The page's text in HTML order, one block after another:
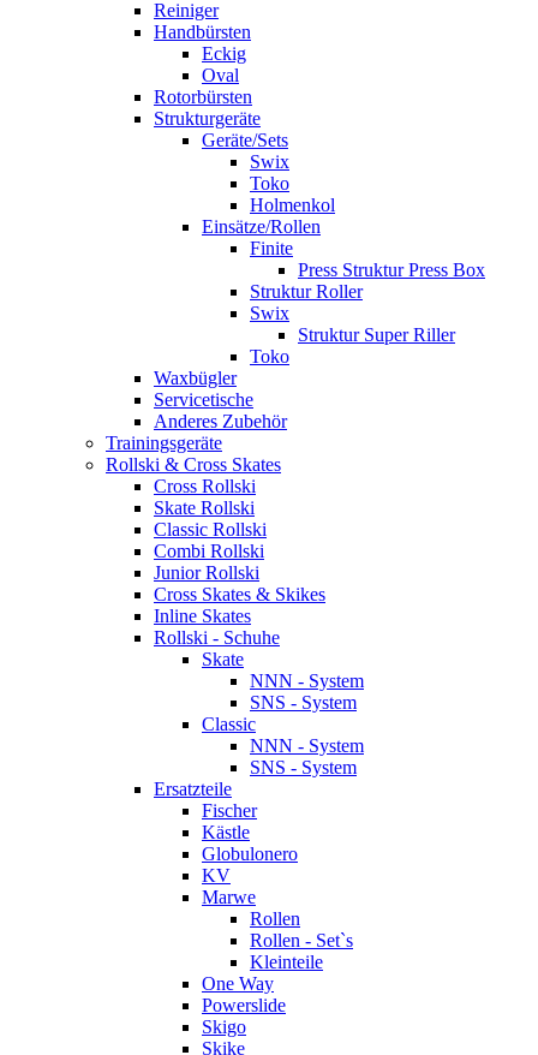
Reiniger
Handbürsten
Eckig
Oval
Rotorbürsten
Strukturgeräte
Geräte/Sets
Swix
Toko
Holmenkol
Einsätze/Rollen
Finite
Press Struktur Press Box
Struktur Roller
Swix
Struktur Super Riller
Toko
Waxbügler
Servicetische
Anderes Zubehör
Trainingsgeräte
Rollski & Cross Skates
Cross Rollski
Skate Rollski
Classic Rollski
Combi Rollski
Junior Rollski
Cross Skates & Skikes
Inline Skates
Rollski - Schuhe
Skate
NNN - System
SNS - System
Classic
NNN - System
SNS - System
Ersatzteile
Fischer
Kästle
Globulonero
KV
Marwe
Rollen
Rollen - Set`s
Kleinteile
One Way
Powerslide
Skigo
Skike